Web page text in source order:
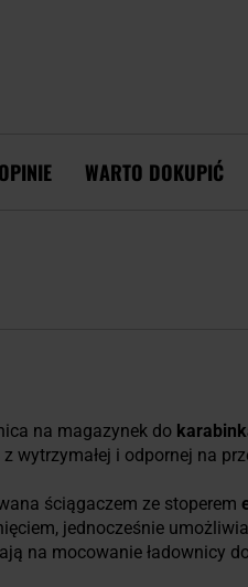
OPINIE WARTO DOKUPIĆ
na magazynek do
z wytrzymałej i odpornej na
ściągaczem ze stoperem
jednocześnie
na mocowanie ładownicy